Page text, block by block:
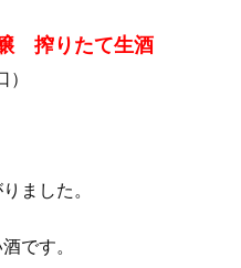
搾りたて生酒
ました。
です。